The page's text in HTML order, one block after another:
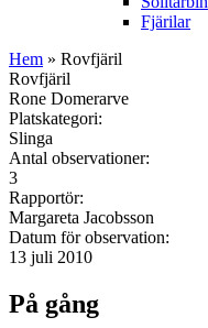
Fjärilar
Hem » Rovfjäril
Rovfjäril
Rone Domerarve
Platskategori:
Slinga
Antal observationer:
3
Rapportör:
Margareta Jacobsson
Datum för observation:
13 juli 2010
På gång